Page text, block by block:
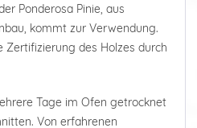
Ponderosa Pinie, aus
kommt zur Verwendung.
Zertifizierung des Holzes durch
Tage im Ofen getrocknet
Von erfahrenen